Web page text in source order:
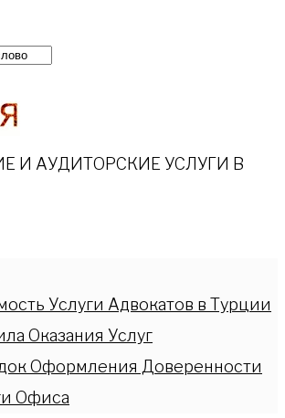
И АУДИТОРСКИЕ УСЛУГИ В
Услуги Адвокатов в Турции
Оказания Услуг
Оформления Доверенности
Офиса